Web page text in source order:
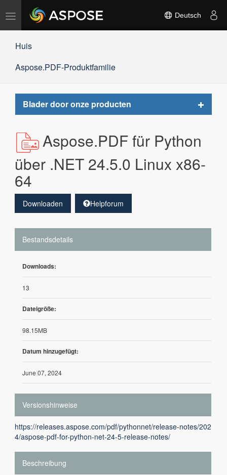
Navigation
umschalten
Deutsch
Huis
Aspose.PDF-Produktfamilie
Blader door onze producten
Toggle
Aspose.PDF für Python
über .NET 24.5.0 Linux x86-
64
Downloaden Helpforum
Bestandsdetails
Downloads:
13
Dateigröße:
98.15MB
Datum hinzugefügt:
June 07, 2024
Versionshinweise
https://releases.aspose.com/pdf/pythonnet/release-notes/202
4/aspose-pdf-for-python-net-24-5-release-notes/
Beschreibung